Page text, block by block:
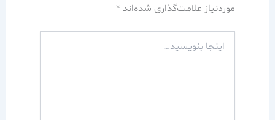
موردنیاز علامت‌گذاری شده‌اند *
بنویسید…